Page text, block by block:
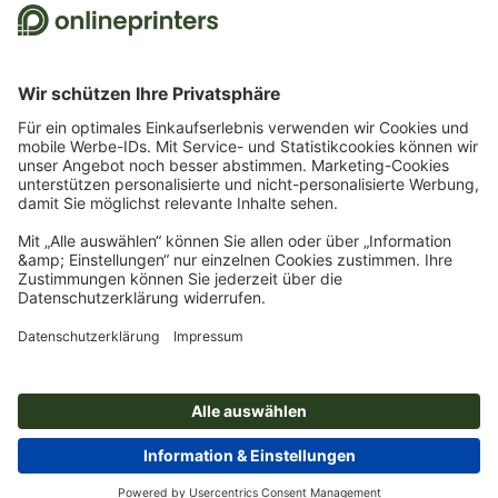
Barauszahlung. Nicht mit weiteren Aktionen kombinierbar. Die Aktion gilt bis
einen Klick bestätigen. Erst dann senden wir Ihnen den Rabattcode und künftig
unseren Newsletter zu. Natürlich können Sie sich jederzeit wieder abmelden.
Maximale Höhe des Rabatts: 150 € des Bestellwerts (netto). Einmalig einlösbar.
Kein Mindestbestellwert. Keine Barauszahlung. Nicht mit weiteren Aktionen oder
Gutscheincodes kombinierbar.Der Gutschein ist nach Erhalt sechs Wochen gültig.
Warenkorb eintragen und auf ausgewählte Produkte sparen. Kein
Mindestbestellwert. Mehrfach einlösbar. Keine Barauszahlung. Nicht mit weiteren
Aktionen kombinierbar. Die Aktion gilt bis einschließlich 31.08.2026.
Warenkorb eintragen und auf ausgewählte Produkte sparen. Kein